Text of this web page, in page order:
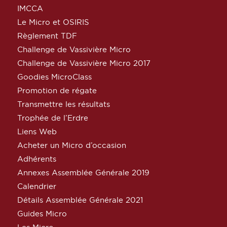
IMCCA
Le Micro et OSIRIS
Règlement TDF
Challenge de Vassivière Micro
Challenge de Vassivière Micro 2017
Goodies MicroClass
Promotion de régate
Transmettre les résultats
Trophée de l’Erdre
Liens Web
Acheter un Micro d’occasion
Adhérents
Annexes Assemblée Générale 2019
Calendrier
Détails Assemblée Générale 2021
Guides Micro